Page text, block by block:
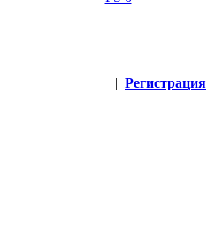
| Регистрация